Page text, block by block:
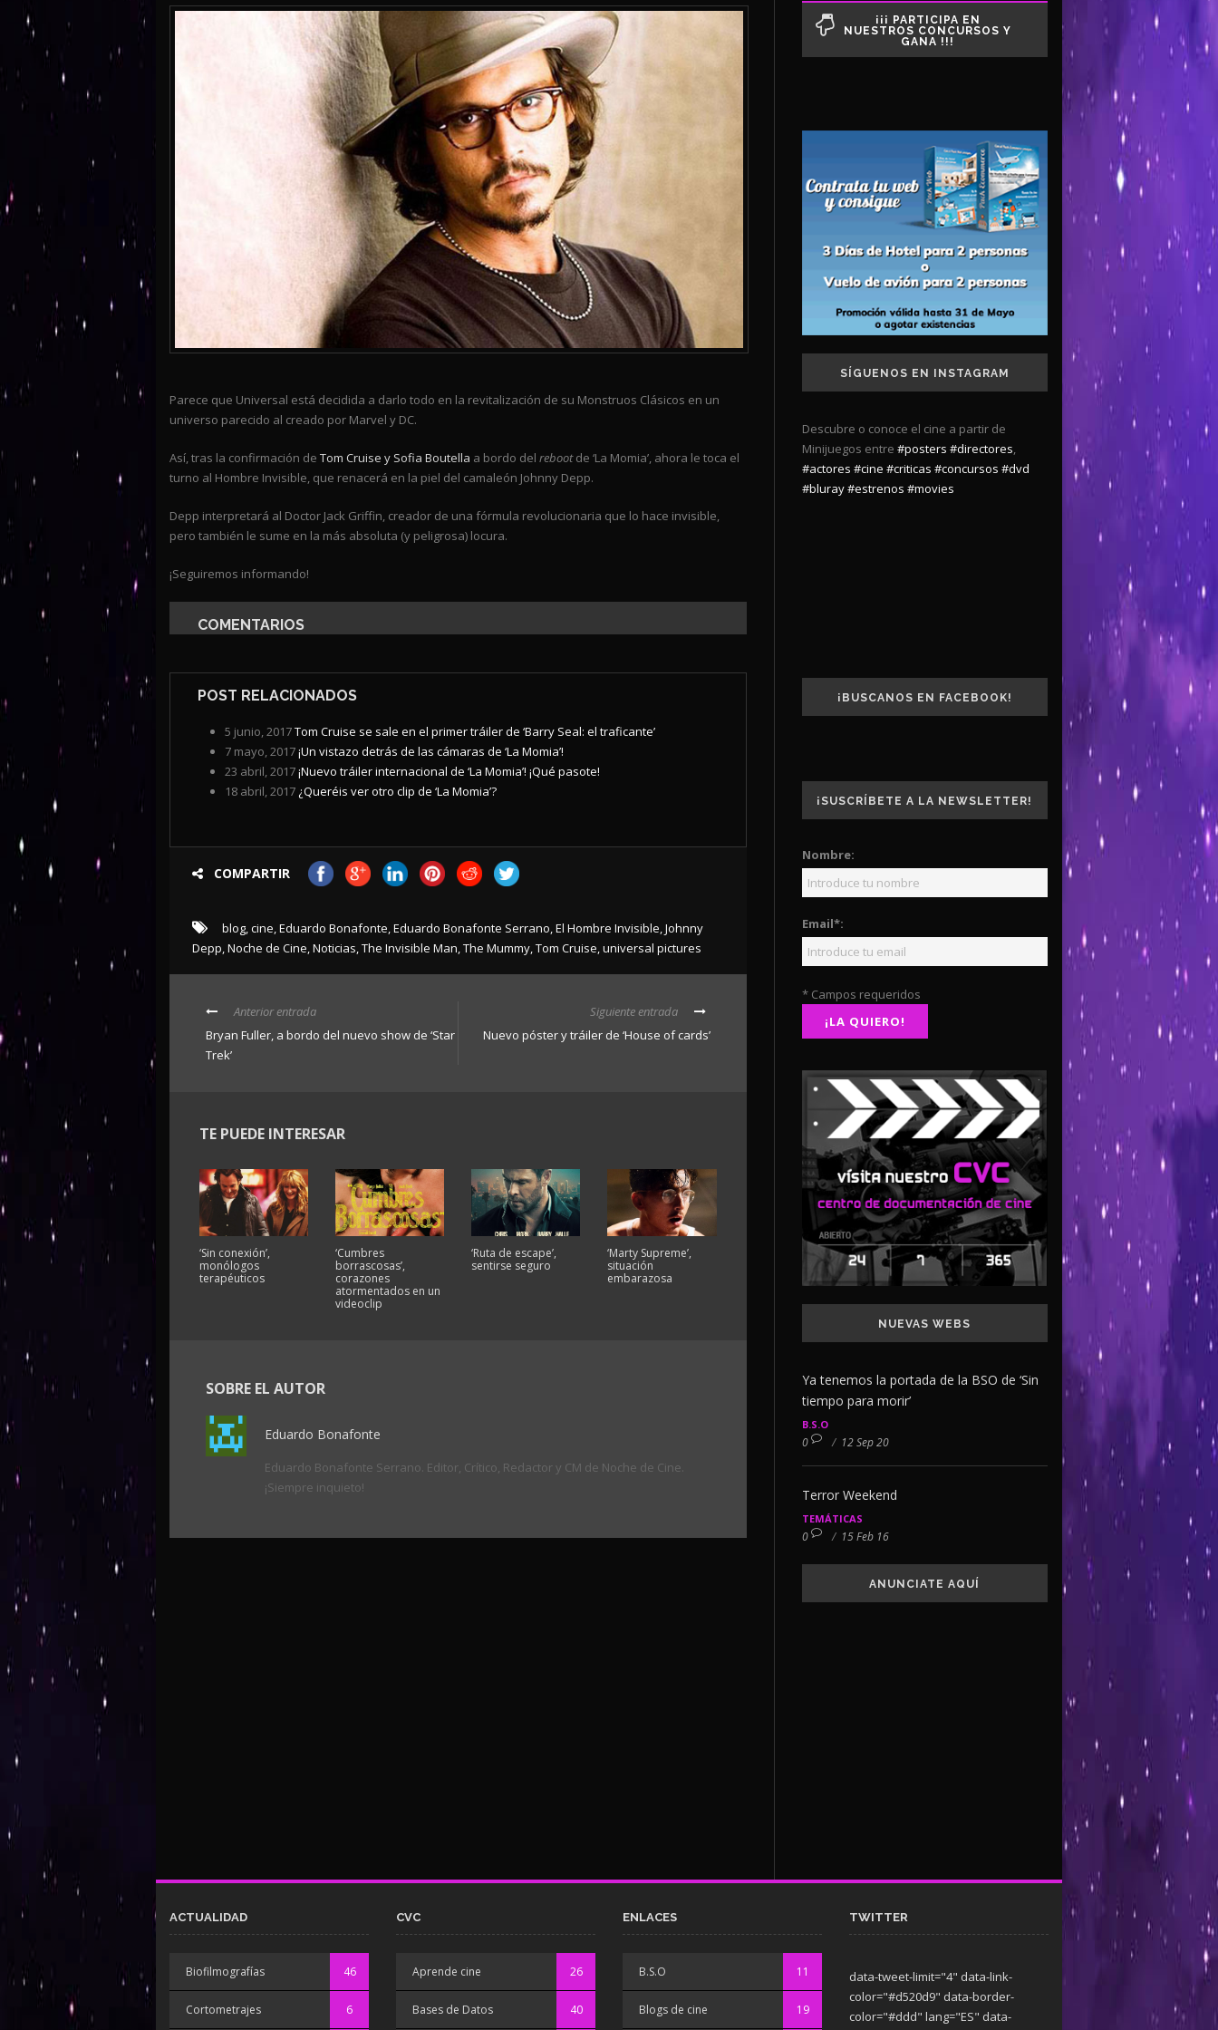
Parece que Universal está decidida a darlo todo en la revitalización de su Monstruos Clásicos en un
universo parecido al creado por Marvel y DC.
Así, tras la confirmación de Tom Cruise y Sofia Boutella a bordo del rebootde ‘La Momia’, ahora le toca el
turno al Hombre Invisible, que renacerá en la piel del camaleón Johnny Depp.
Depp interpretará al Doctor Jack Griffin, creador de una fórmula revolucionaria que lo hace invisible,
pero también le sume en la más absoluta (y peligrosa) locura.
¡Seguiremos informando!
COMENTARIOS
POST RELACIONADOS
5 junio, 2017Tom Cruise se sale en el primer tráiler de ‘Barry Seal: el traficante’
7 mayo, 2017¡Un vistazo detrás de las cámaras de ‘La Momia’!
23 abril, 2017¡Nuevo tráiler internacional de ‘La Momia’! ¡Qué pasote!
18 abril, 2017 ¿Queréis ver otro clip de ‘La Momia’?
COMPARTIR
blog,cine,Eduardo Bonafonte,Eduardo Bonafonte Serrano,El Hombre Invisible,Johnny
Depp,Noche de Cine,Noticias,The Invisible Man,The Mummy,Tom Cruise,universal pictures
Anterior entrada
Bryan Fuller, a bordo del nuevo show de ‘Star
Trek’
Siguiente entrada
Nuevo póster y tráiler de ‘House of cards’
TE PUEDE INTERESAR
‘Sin conexión’,
monólogos
terapéuticos
‘Cumbres
borrascosas’,
corazones
atormentados en un
videoclip
‘Ruta de escape’,
sentirse seguro
‘Marty Supreme’,
situación
embarazosa
SOBRE EL AUTOR
Eduardo Bonafonte
Eduardo Bonafonte Serrano. Editor, Crítico, Redactor y CM de Noche de Cine.
¡Siempre inquieto!
¡¡¡ PARTICIPA EN
NUESTROS CONCURSOS Y
GANA !!!
SÍGUENOS EN INSTAGRAM
Descubre o conoce el cine a partir de
Minijuegos entre #posters #directores,
#actores #cine #criticas #concursos #dvd
#bluray#estrenos #movies
¡BUSCANOS EN FACEBOOK!
¡SUSCRÍBETE A LA NEWSLETTER!
Nombre:
Email*:
* Campos requeridos
NUEVAS WEBS
Ya tenemos la portada de la BSO de ‘Sin
tiempo para morir’
B.S.O
0 / 12 Sep 20
Terror Weekend
TEMÁTICAS
0 / 15 Feb 16
ANUNCIATE AQUÍ
ACTUALIDAD
Biofilmografías 46
Cortometrajes 6
CVC
Aprende cine 26
Bases de Datos 40
ENLACES
B.S.O 11
Blogs de cine 19
TWITTER
data-tweet-limit="4" data-link-
color="#d520d9" data-border-
color="#ddd" lang="ES" data-